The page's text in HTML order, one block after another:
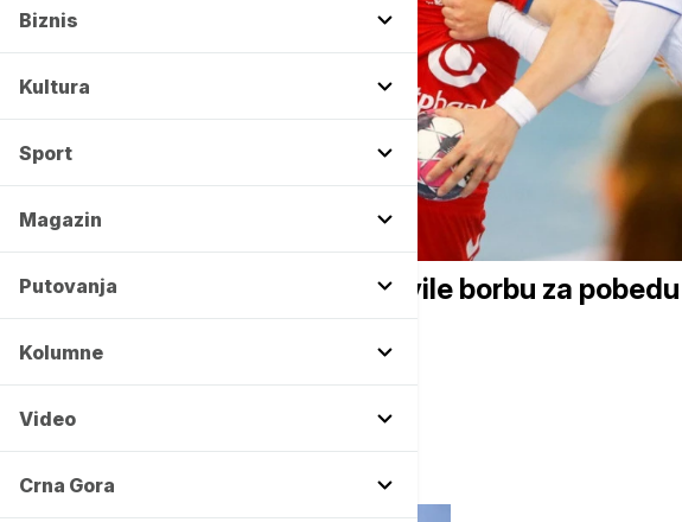
Biznis
Kultura
Sport
Magazin
Putovanja
Kolumne
Video
Crna Gora
OSTALI SPORTOVI
Srpske rukometašice najavile borbu za